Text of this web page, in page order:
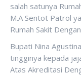
salah satunya
M.A Sentot Patrol
Rumah Sakit
Bupati Nina
tingginya kepada
Atas Akreditasi